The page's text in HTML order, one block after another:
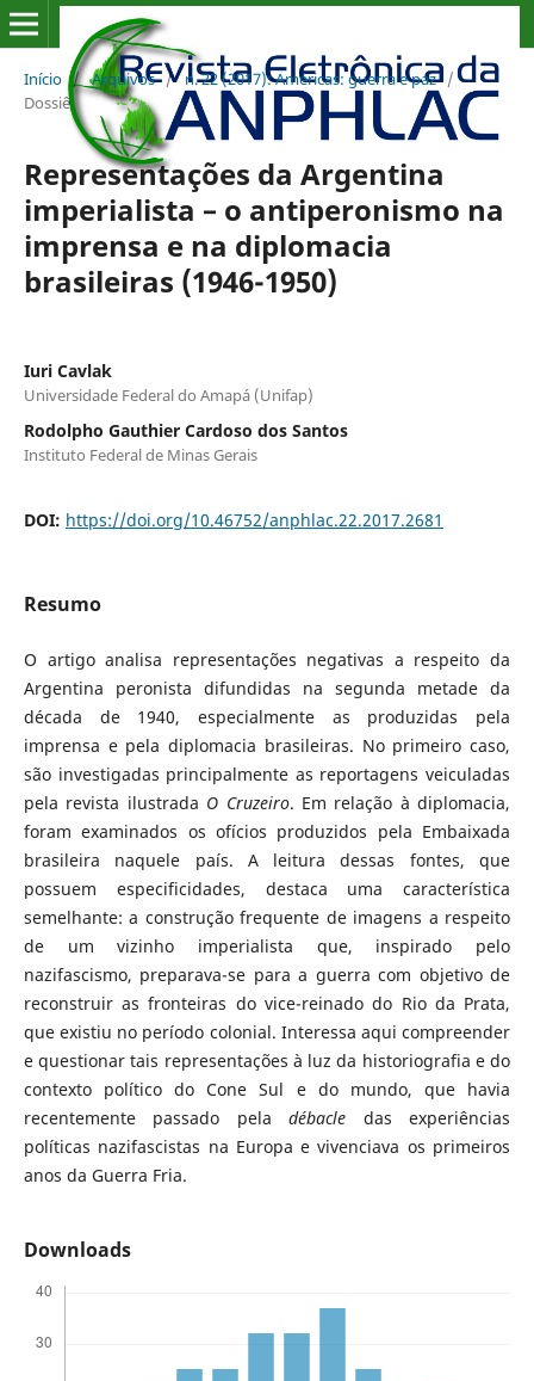
Início / Arquivos / n. 22 (2017): Américas: guerra e paz /
Dossiê
Representações da Argentina
imperialista – o antiperonismo na
imprensa e na diplomacia
brasileiras (1946-1950)
Iuri Cavlak
Universidade Federal do Amapá (Unifap)
Rodolpho Gauthier Cardoso dos Santos
Instituto Federal de Minas Gerais
DOI: https://doi.org/10.46752/anphlac.22.2017.2681
Resumo
O artigo analisa representações negativas a respeito da
Argentina peronista difundidas na segunda metade da
década de 1940, especialmente as produzidas pela
imprensa e pela diplomacia brasileiras. No primeiro caso,
são investigadas principalmente as reportagens veiculadas
pela revista ilustrada O Cruzeiro. Em relação à diplomacia,
foram examinados os ofícios produzidos pela Embaixada
brasileira naquele país. A leitura dessas fontes, que
possuem especificidades, destaca uma característica
semelhante: a construção frequente de imagens a respeito
de um vizinho imperialista que, inspirado pelo
nazifascismo, preparava-se para a guerra com objetivo de
reconstruir as fronteiras do vice-reinado do Rio da Prata,
que existiu no período colonial. Interessa aqui compreender
e questionar tais representações à luz da historiografia e do
contexto político do Cone Sul e do mundo, que havia
recentemente passado peladébacle das experiências
políticas nazifascistas na Europa e vivenciava os primeiros
anos da Guerra Fria.
Downloads